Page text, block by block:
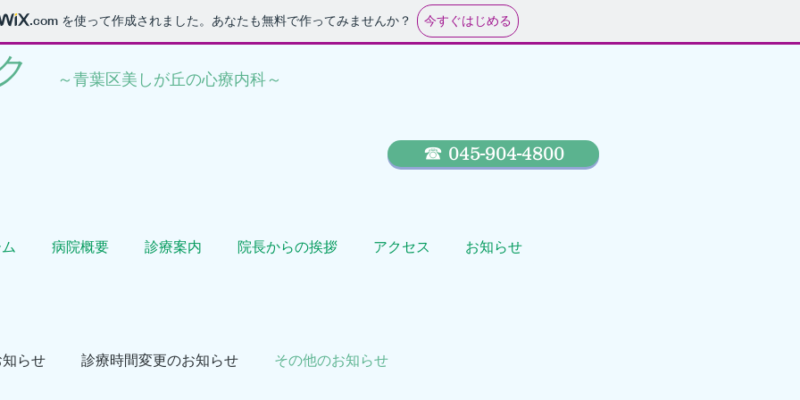
.com を使って作成されました。あなたも無料で作ってみませんか？ 今すぐはじめる
​～青葉区美しが丘の心療内科～
☎ 045-904-4800
病院概要 診療案内 院長からの挨拶 アクセス お知らせ
らせ 診療時間変更のお知らせ その他のお知らせ